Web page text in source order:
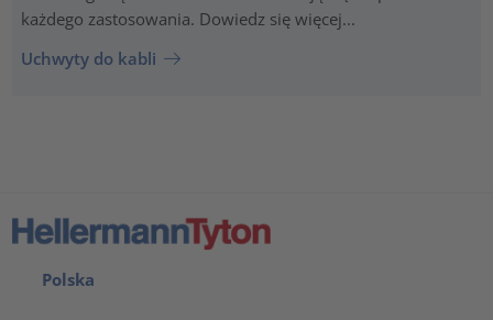
każdego zastosowania. Dowiedz się więcej...
Uchwyty do kabli
Polska